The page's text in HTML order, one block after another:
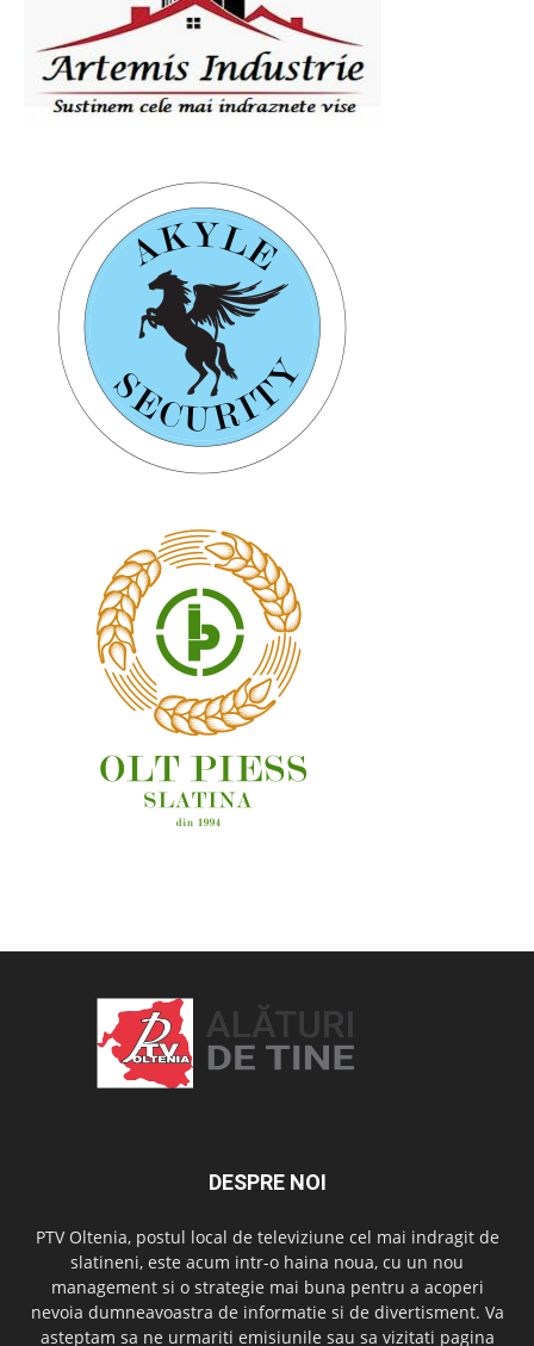
DESPRE NOI
PTV Oltenia, postul local de televiziune cel mai indragit de
slatineni, este acum intr-o haina noua, cu un nou
management si o strategie mai buna pentru a acoperi
nevoia dumneavoastra de informatie si de divertisment. Va
asteptam sa ne urmariti emisiunile sau sa vizitati pagina